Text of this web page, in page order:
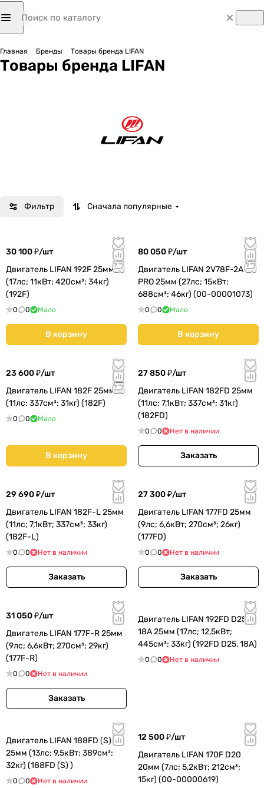
Главная Бренды Товары бренда LIFAN
Товары бренда LIFAN
Фильтр Сначала популярные
30 100 ₽/шт
Двигатель LIFAN 192F 25мм
(17лс; 11кВт; 420см³; 34кг)
(192F)
0 0 Мало
В корзину
80 050 ₽/шт
Двигатель LIFAN 2V78F-2A
PRO 25мм (27лс; 15кВт;
688см³; 46кг) (00-00001073)
0 0 Мало
В корзину
23 600 ₽/шт
Двигатель LIFAN 182F 25мм
(11лс; 337см³; 31кг) (182F)
0 0 Мало
В корзину
27 850 ₽/шт
Двигатель LIFAN 182FD 25мм
(11лс; 7,1кВт; 337см³; 31кг)
(182FD)
0 0 Нет в наличии
Заказать
29 690 ₽/шт
Двигатель LIFAN 182F-L 25мм
(11лс; 7,1кВт; 337см³; 33кг)
(182F-L)
0 0 Нет в наличии
Заказать
27 300 ₽/шт
Двигатель LIFAN 177FD 25мм
(9лс; 6,6кВт; 270см³; 26кг)
(177FD)
0 0 Нет в наличии
Заказать
31 050 ₽/шт
Двигатель LIFAN 177F-R 25мм
(9лс; 6,6кВт; 270см³; 29кг)
(177F-R)
0 0 Нет в наличии
Заказать
Двигатель LIFAN 192FD D25,
18A 25мм (17лс; 12,5кВт;
445см³; 33кг) (192FD D25, 18A)
0 0 Нет в наличии
Двигатель LIFAN 188FD (S)
25мм (13лс; 9,5кВт; 389см³;
32кг) (188FD (S) )
0 0 Нет в наличии
12 500 ₽/шт
Двигатель LIFAN 170F D20
20мм (7лс; 5,2кВт; 212см³;
15кг) (00-00000619)